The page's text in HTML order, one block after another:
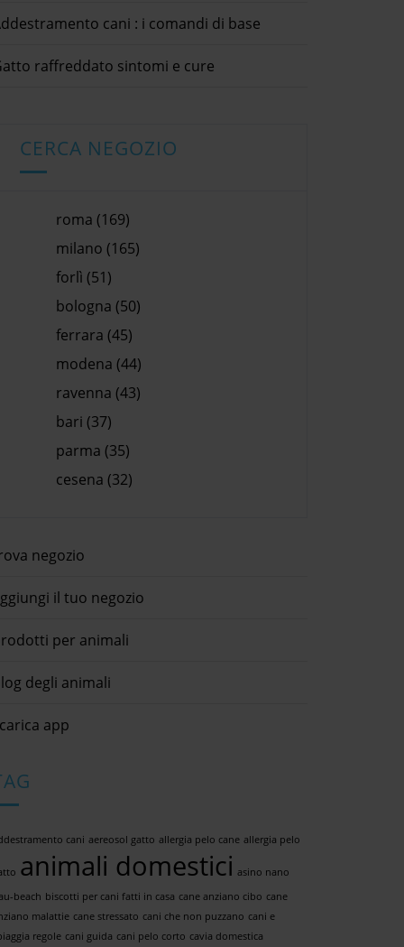
cani : i comandi di base
raffreddato sintomi e cure
CERCA NEGOZIO
roma (169)
milano (165)
forlì (51)
bologna (50)
ferrara (45)
modena (44)
ravenna (43)
bari (37)
parma (35)
cesena (32)
negozio
il tuo negozio
per animali
degli animali
app
cani aereosol gatto allergia pelo cane allergia pelo
animali domestici asino nano
beach biscotti per cani fatti in casa cane anziano cibo cane
malattie cane stressato cani che non puzzano cani e
regole cani guida cani pelo corto cavia domestica